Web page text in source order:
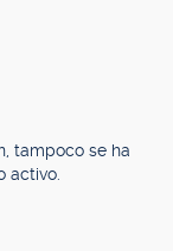
tampoco se ha
activo.